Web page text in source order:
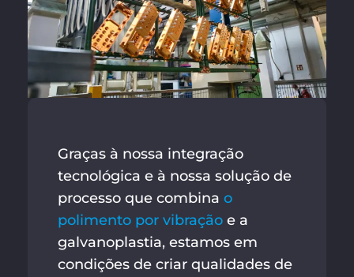
Graças à nossa integração
tecnológica e à nossa solução de
processo que combina o
polimento por vibraçãoe a
galvanoplastia, estamos em
condições de criar qualidades de